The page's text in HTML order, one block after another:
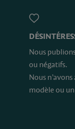
Nous
ou négatifs.
Nous
modèle ou